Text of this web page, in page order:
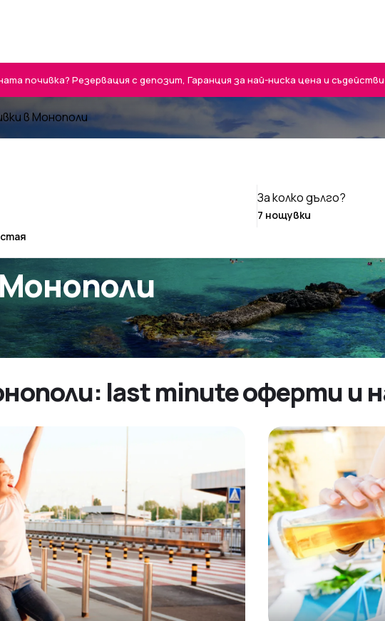
почивка? Резервация с депозит, Гаранция за най-ниска цена и
в Монополи
За колко дълго?
last minute оферти и